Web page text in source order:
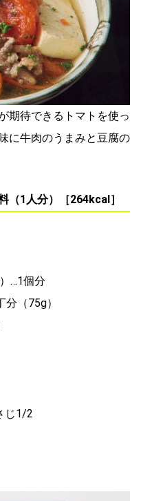
期待できるトマトを使っ
に牛肉のうまみと豆腐の
（1人分）［264kcal］
…1個分
（75g）
じ1/2